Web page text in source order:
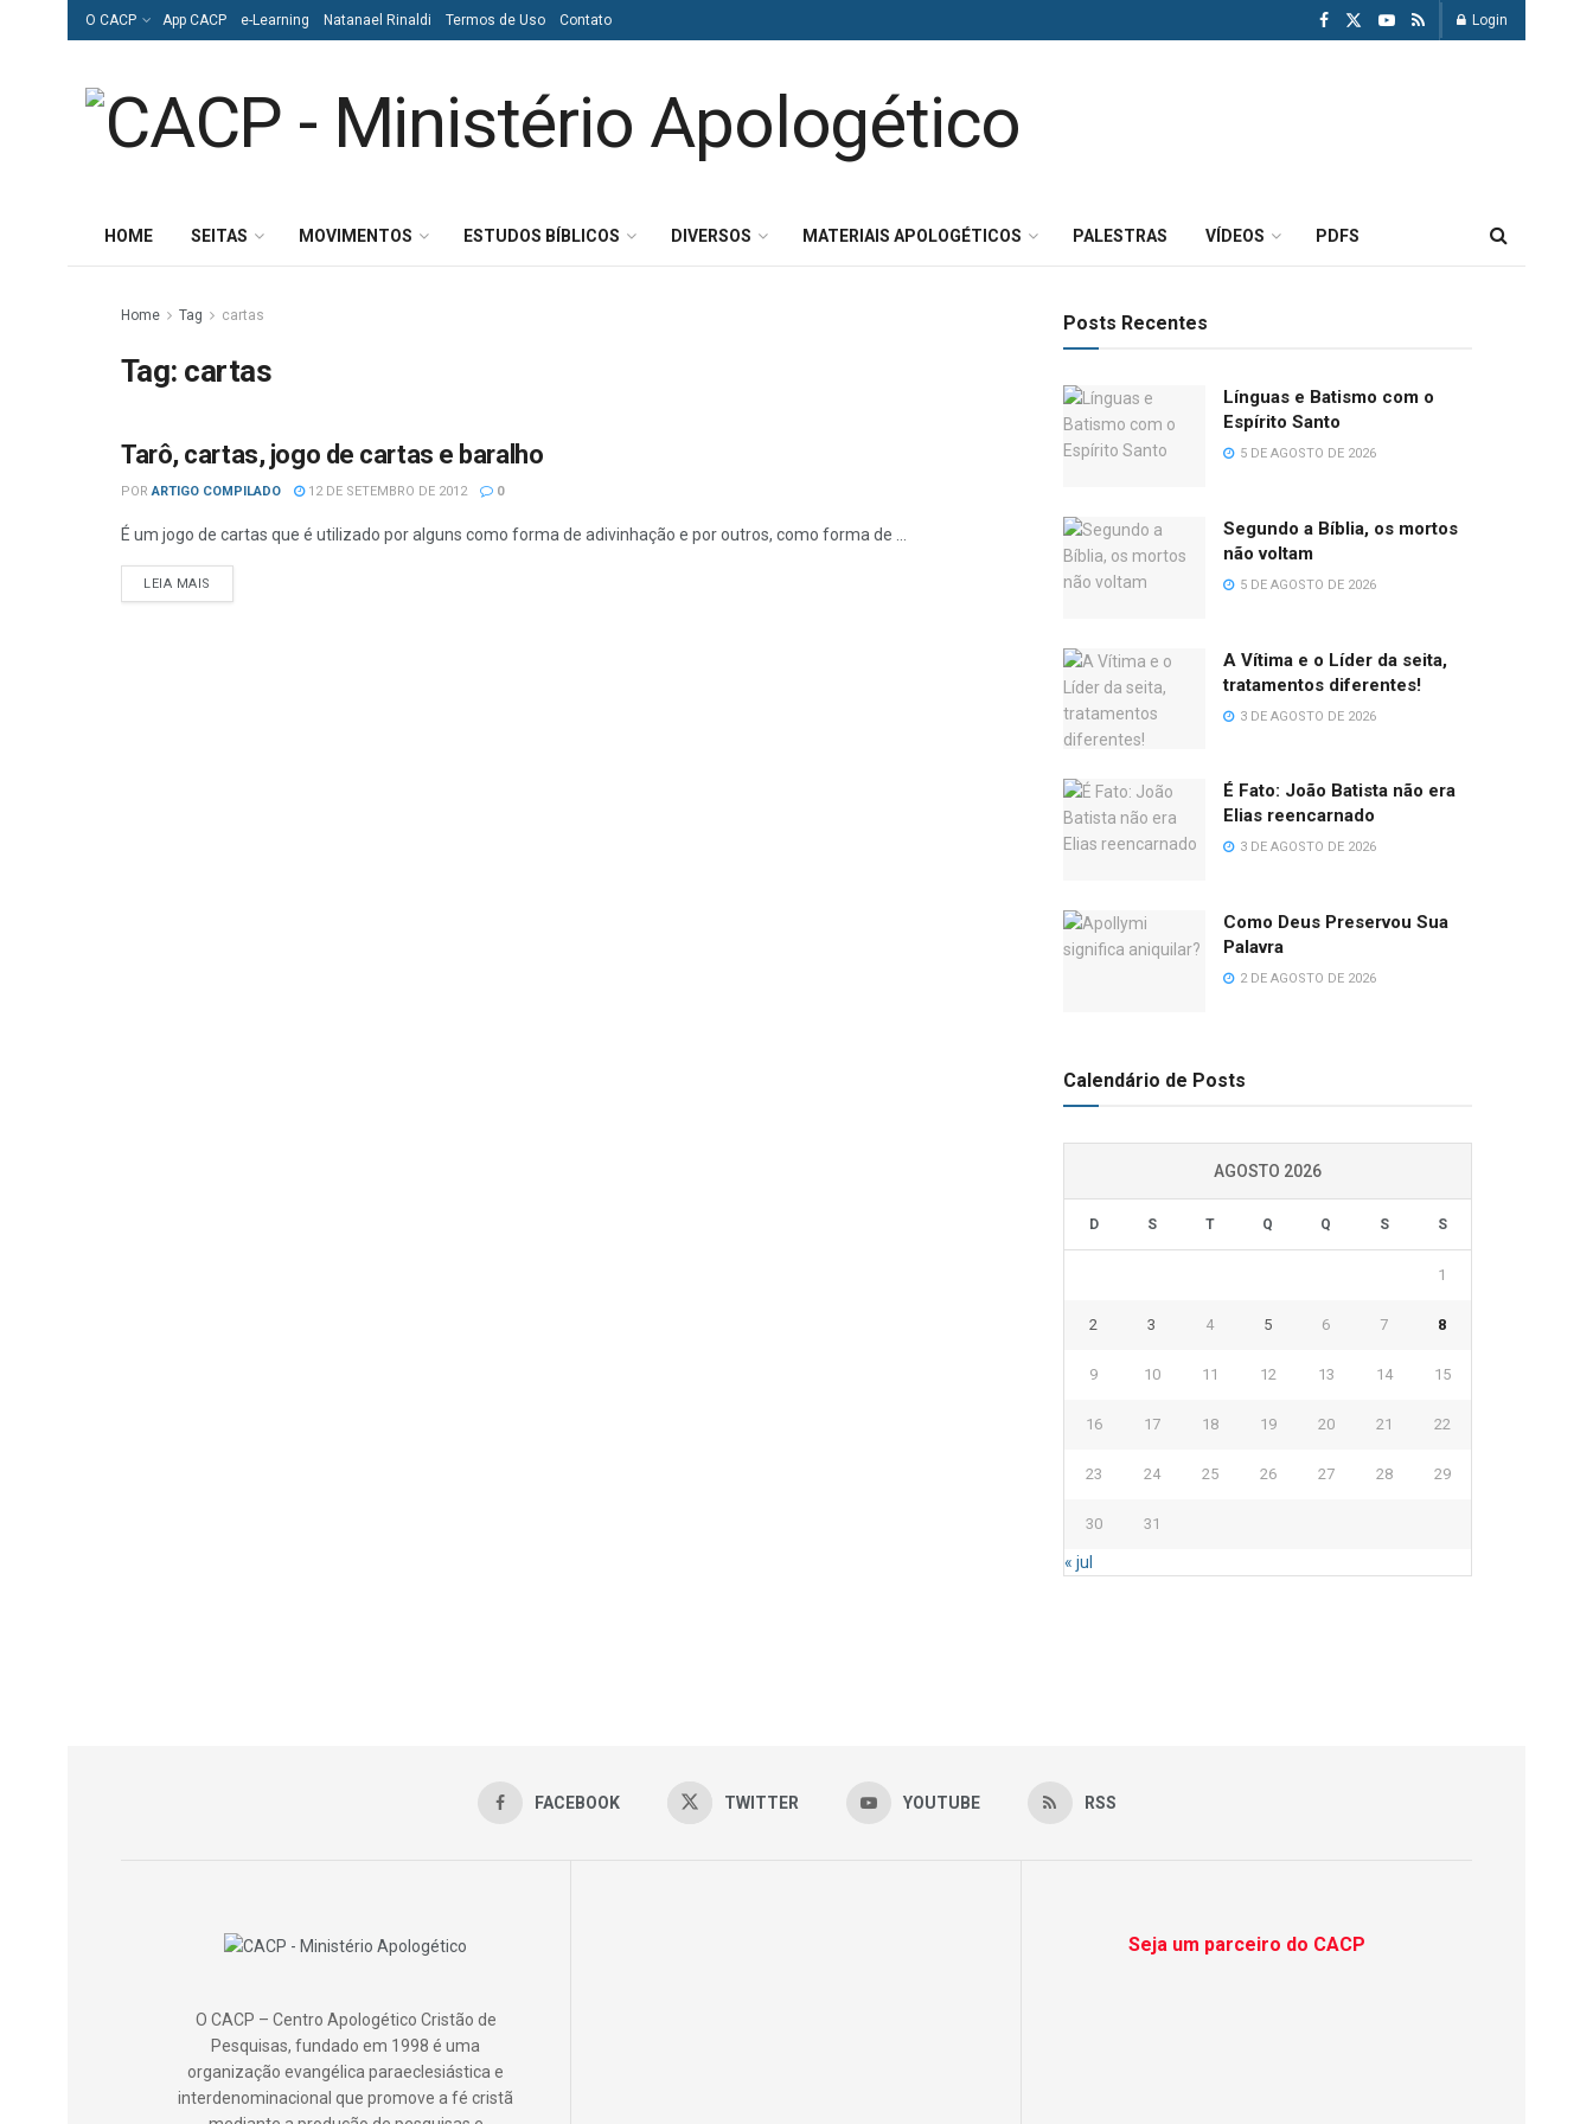
O CACP App CACP e-Learning Natanael Rinaldi Termos de Uso Contato Login
HOME SEITAS MOVIMENTOS ESTUDOS BÍBLICOS DIVERSOS MATERIAIS APOLOGÉTICOS PALESTRAS VÍDEOS PDFS
Home Tag cartas
Tag: cartas
DIVERSOS
Tarô, cartas, jogo de cartas e baralho
POR ARTIGO COMPILADO 12 DE SETEMBRO DE 2012 0
É um jogo de cartas que é utilizado por alguns como forma de adivinhação e por outros, como forma de ...
LEIA MAIS
Posts Recentes
Línguas e Batismo com o
Espírito Santo
5 DE AGOSTO DE 2026
Segundo a Bíblia, os mortos
não voltam
5 DE AGOSTO DE 2026
A Vítima e o Líder da seita,
tratamentos diferentes!
3 DE AGOSTO DE 2026
É Fato: João Batista não era
Elias reencarnado
3 DE AGOSTO DE 2026
Como Deus Preservou Sua
Palavra
2 DE AGOSTO DE 2026
Calendário de Posts
AGOSTO 2026
D S T Q Q S S
1
2 3 4 5 6 7 8
9 10 11 12 13 14 15
16 17 18 19 20 21 22
23 24 25 26 27 28 29
30 31
« jul
FACEBOOK TWITTER YOUTUBE RSS
O CACP – Centro Apologético Cristão de
Pesquisas, fundado em 1998 é uma
organização evangélica paraeclesiástica e
interdenominacional que promove a fé cristã
Seja um parceiro do CACP